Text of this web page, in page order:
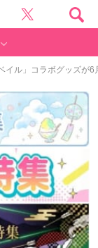
イル」コラボグッズが